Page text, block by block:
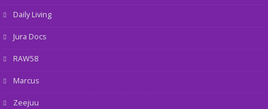
Daily Living
Jura Docs
RAW58
Marcus
Zeejuu